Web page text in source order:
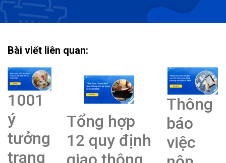
Bài viết liên quan:
1001
ý
tưởng
trang
Tổng hợp
12 quy định
Thông
báo
việc